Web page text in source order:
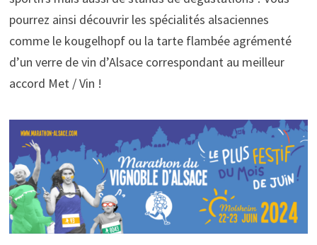
pourrez ainsi découvrir les spécialités alsaciennes
comme le kougelhopf ou la tarte flambée agrémenté
d’un verre de vin d’Alsace correspondant au meilleur
accord Met / Vin !